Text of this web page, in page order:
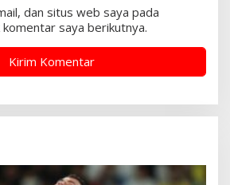
dan situs web saya pada
saya berikutnya.